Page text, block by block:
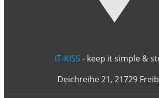
IT-KISS - keep it simple &
Deichreihe 21, 21729